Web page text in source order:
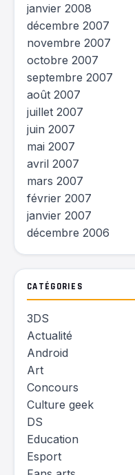
janvier 2008
décembre 2007
novembre 2007
octobre 2007
septembre 2007
août 2007
juillet 2007
juin 2007
mai 2007
avril 2007
mars 2007
février 2007
janvier 2007
décembre 2006
CATÉGORIES
3DS
Actualité
Android
Art
Concours
Culture geek
DS
Education
Esport